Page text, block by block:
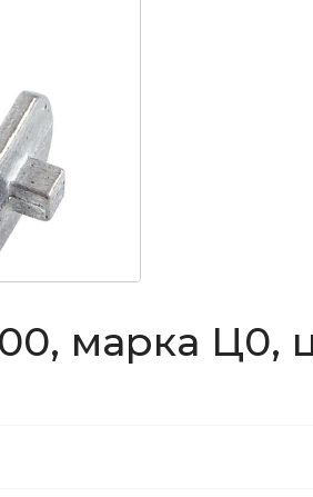
марка Ц0,